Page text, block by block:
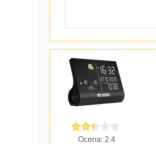
Ocena: 2.4